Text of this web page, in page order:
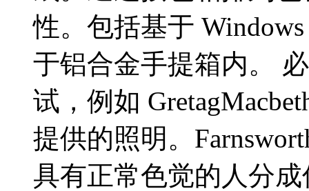
性。包括基于
于铝合金手提箱内。
试，例如
提供的照明。
具有正常色觉的人分